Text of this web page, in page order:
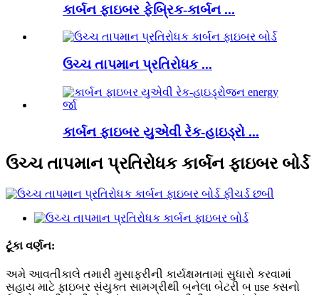
કાર્બન ફાઇબર ફેબ્રિક-કાર્બન ...
ઉચ્ચ તાપમાન પ્રતિરોધક ...
કાર્બન ફાઇબર યુએવી રેક-હાઇડ્રો ...
ઉચ્ચ તાપમાન પ્રતિરોધક કાર્બન ફાઇબર બોર્ડ
ટૂંકા વર્ણન:
અમે આવતીકાલે તમારી મુસાફરીની કાર્યક્ષમતામાં સુધારો કરવામાં
સહાય માટે ફાઇબર સંયુક્ત સામગ્રીથી બનેલા બેટરી બ use ક્સનો